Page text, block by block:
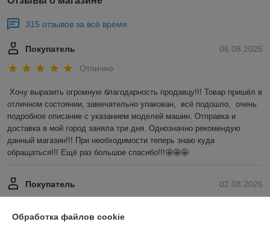
315 отзывов за всё время
06.08.2026
Покупатель
Отлично
Хочу выразить огромную благодарность продавцу!!! Товар пришёл в
отличном состоянии, замечательно упакован,  всё подошло,  очень
подробное описание с указанием моделей машин. Отправка и
доставка в мой город заняла три дня. Однозначно рекомендую
данный магазин!!! При необходимости теперь знаю куда
обращаться!!! Ещё раз большое спасибо!!!🤩🤩🤩
02.08.2026
Покупатель
Обработка файлов cookie